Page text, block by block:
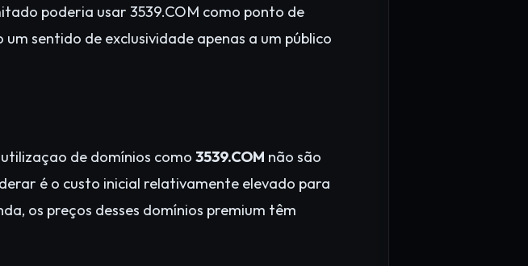
poderia usar 3539.COM como ponto de
sentido de exclusividade apenas a um público
de domínios como 3539.COM não são
é o custo inicial relativamente elevado para
os preços desses domínios premium têm